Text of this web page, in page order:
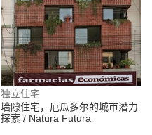
独立住宅
墙隙住宅，厄瓜多尔的城市潜力
探索 / Natura Futura